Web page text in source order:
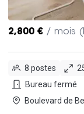
2,800 € / mois
8 postes
Bureau fermé